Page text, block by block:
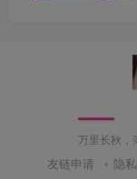
万里长秋，
友链申请 隐